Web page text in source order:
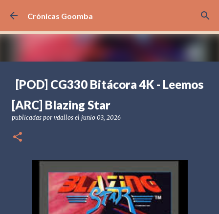
Ir al contenido principal
Crónicas Goomba
[POD] CG330 Bitácora 4K - Leemos
sus comentarios
publicadas por Crónicas Goomba
[ARC] Blazing Star
publicadas por vdallos el junio 03, 2026